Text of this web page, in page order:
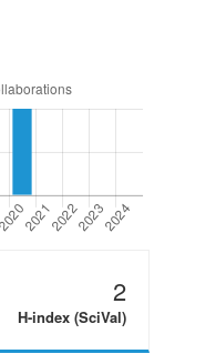
2
H-index (SciVal)